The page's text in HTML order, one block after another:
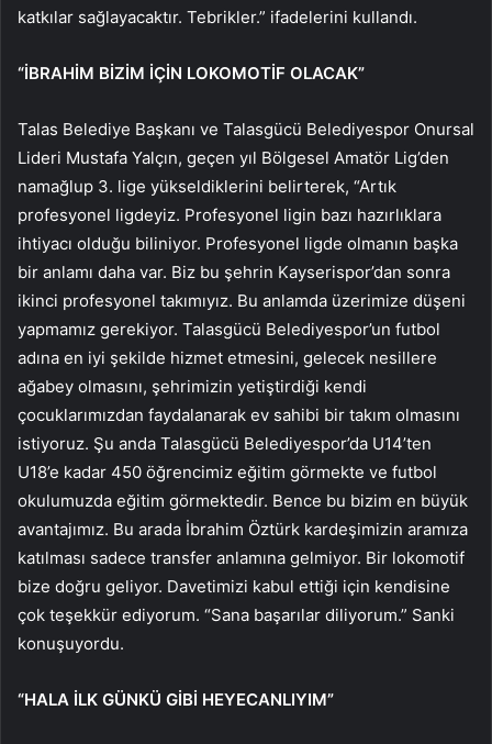
katkılar sağlayacaktır. Tebrikler.” ifadelerini kullandı.
“İBRAHİM BİZİM İÇİN LOKOMOTİF OLACAK”
Talas Belediye Başkanı ve Talasgücü Belediyespor Onursal
Lideri Mustafa Yalçın, geçen yıl Bölgesel Amatör Lig’den
namağlup 3. lige yükseldiklerini belirterek, “Artık
profesyonel ligdeyiz. Profesyonel ligin bazı hazırlıklara
ihtiyacı olduğu biliniyor. Profesyonel ligde olmanın başka
bir anlamı daha var. Biz bu şehrin Kayserispor’dan sonra
ikinci profesyonel takımıyız. Bu anlamda üzerimize düşeni
yapmamız gerekiyor. Talasgücü Belediyespor’un futbol
adına en iyi şekilde hizmet etmesini, gelecek nesillere
ağabey olmasını, şehrimizin yetiştirdiği kendi
çocuklarımızdan faydalanarak ev sahibi bir takım olmasını
istiyoruz. Şu anda Talasgücü Belediyespor’da U14’ten
U18’e kadar 450 öğrencimiz eğitim görmekte ve futbol
okulumuzda eğitim görmektedir. Bence bu bizim en büyük
avantajımız. Bu arada İbrahim Öztürk kardeşimizin aramıza
katılması sadece transfer anlamına gelmiyor. Bir lokomotif
bize doğru geliyor. Davetimizi kabul ettiği için kendisine
çok teşekkür ediyorum. “Sana başarılar diliyorum.” Sanki
konuşuyordu.
“HALA İLK GÜNKÜ GİBİ HEYECANLIYIM”